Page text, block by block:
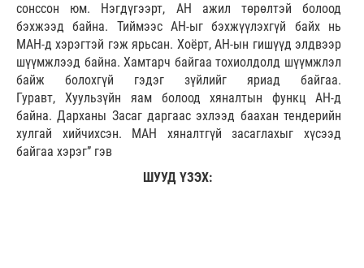
сонссон юм. Нэгдүгээрт, АН ажил төрөлтэй болоод
бэхжээд байна. Тиймээс АН-ыг бэхжүүлэхгүй байх нь
МАН-д хэрэгтэй гэж ярьсан. Хоёрт, АН-ын гишүүд элдвээр
шүүмжлээд байна. Хамтарч байгаа тохиолдолд шүүмжлэл
байж болохгүй гэдэг зүйлийг яриад байгаа.
Гуравт, Хуульзүйн яам болоод хяналтын функц АН-д
байна. Дарханы Засаг даргаас эхлээд баахан тендерийн
хулгай хийчихсэн. МАН хяналтгүй засаглахыг хүсээд
байгаа хэрэг” гэв
ШУУД ҮЗЭХ: